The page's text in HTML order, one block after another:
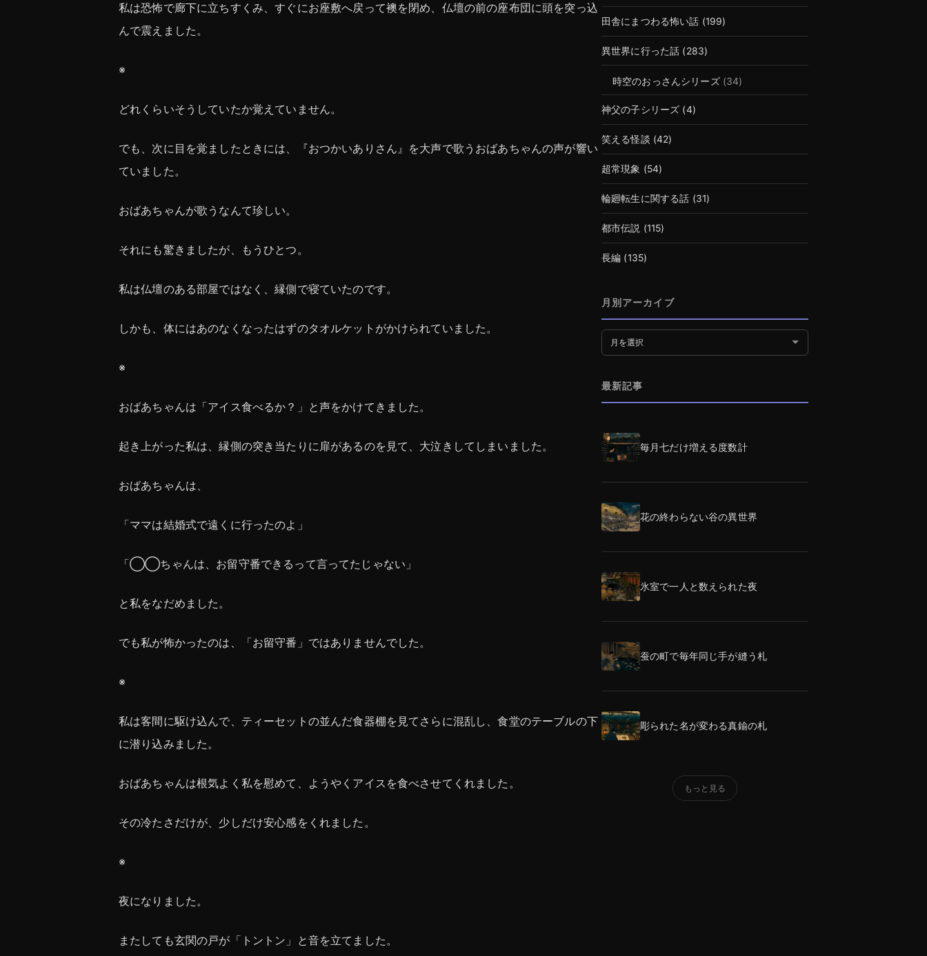
私は恐怖で廊下に立ちすくみ、すぐにお座敷へ戻って襖を閉め、仏壇の前の座布団に頭を突っ込
んで震えました。
※
どれくらいそうしていたか覚えていません。
でも、次に目を覚ましたときには、『おつかいありさん』を大声で歌うおばあちゃんの声が響い
ていました。
おばあちゃんが歌うなんて珍しい。
それにも驚きましたが、もうひとつ。
私は仏壇のある部屋ではなく、縁側で寝ていたのです。
しかも、体にはあのなくなったはずのタオルケットがかけられていました。
※
おばあちゃんは「アイス食べるか？」と声をかけてきました。
起き上がった私は、縁側の突き当たりに扉があるのを見て、大泣きしてしまいました。
おばあちゃんは、
「ママは結婚式で遠くに行ったのよ」
「◯◯ちゃんは、お留守番できるって言ってたじゃない」
と私をなだめました。
でも私が怖かったのは、「お留守番」ではありませんでした。
※
私は客間に駆け込んで、ティーセットの並んだ食器棚を見てさらに混乱し、食堂のテーブルの下
に潜り込みました。
おばあちゃんは根気よく私を慰めて、ようやくアイスを食べさせてくれました。
その冷たさだけが、少しだけ安心感をくれました。
※
夜になりました。
またしても玄関の戸が「トントン」と音を立てました。
田舎にまつわる怖い話 (199)
異世界に行った話 (283)
時空のおっさんシリーズ(34)
神父の子シリーズ (4)
笑える怪談 (42)
超常現象 (54)
輪廻転生に関する話 (31)
都市伝説 (115)
長編 (135)
月別アーカイブ
月別アーカイブ
最新記事
毎月七だけ増える度数計
花の終わらない谷の異世界
氷室で一人と数えられた夜
蚕の町で毎年同じ手が縫う札
彫られた名が変わる真鍮の札
もっと見る